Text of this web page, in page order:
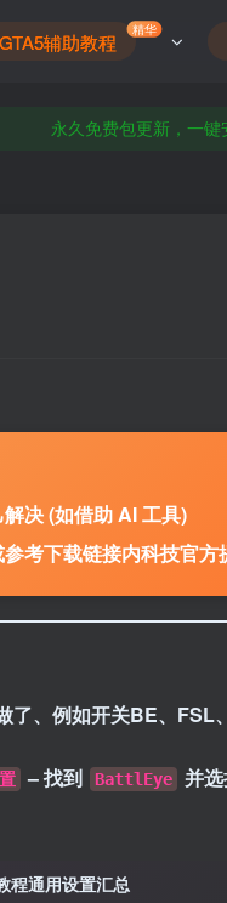
辅助教程 精华
已推出部分科技支持GTA5
永久免费包更新，一
决 (如借助 AI 工具)
参考下载链接内科技官方
了、例如开关BE、FSL
– 找到 BattlEye 并
程通用设置汇总